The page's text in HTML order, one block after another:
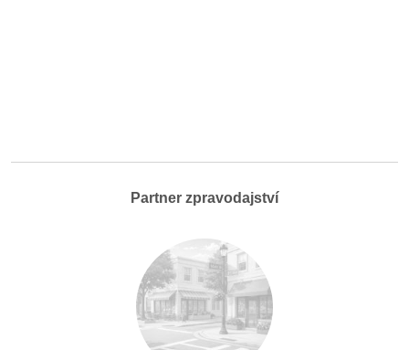
Partner zpravodajství